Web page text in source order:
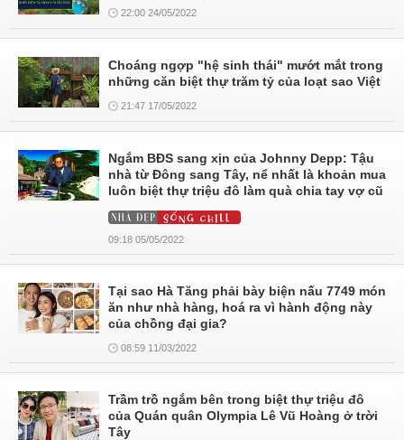
22:00 24/05/2022
Choáng ngợp "hệ sinh thái" mướt mắt trong
những căn biệt thự trăm tỷ của loạt sao Việt
21:47 17/05/2022
Ngắm BĐS sang xịn của Johnny Depp: Tậu
nhà từ Đông sang Tây, nể nhất là khoản mua
luôn biệt thự triệu đô làm quà chia tay vợ cũ
09:18 05/05/2022
Tại sao Hà Tăng phải bày biện nấu 7749 món
ăn như nhà hàng, hoá ra vì hành động này
của chồng đại gia?
08:59 11/03/2022
Trầm trồ ngắm bên trong biệt thự triệu đô
của Quán quân Olympia Lê Vũ Hoàng ở trời
Tây